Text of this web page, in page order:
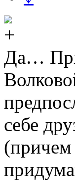
Да…
себе
(причем